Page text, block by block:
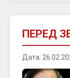
ПЕРЕД
Дата: